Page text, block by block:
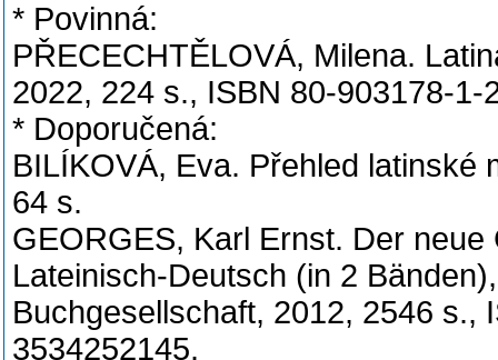
* Povinná:
PŘECECHTĚLOVÁ, Milena.
2022, 224 s., ISBN 80-903178-1-
* Doporučená:
BILÍKOVÁ, Eva. Přehled latinské
64 s.
GEORGES, Karl Ernst. Der
Lateinisch-Deutsch (in 2
Buchgesellschaft, 2012, 2546 s.,
3534252145.